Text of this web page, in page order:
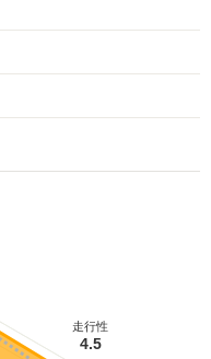
走行性
4.5